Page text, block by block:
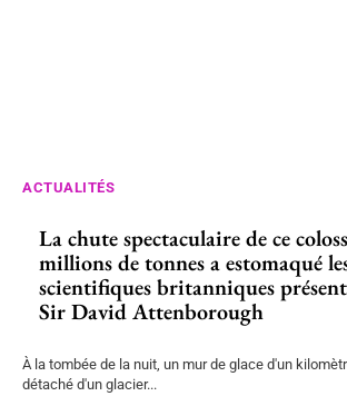
ACTUALITÉS
La chute spectaculaire de ce
millions de tonnes a estomaqué
scientifiques britanniques
Sir David Attenborough
À la tombée de la nuit, un mur de glace d'un
détaché d'un glacier...